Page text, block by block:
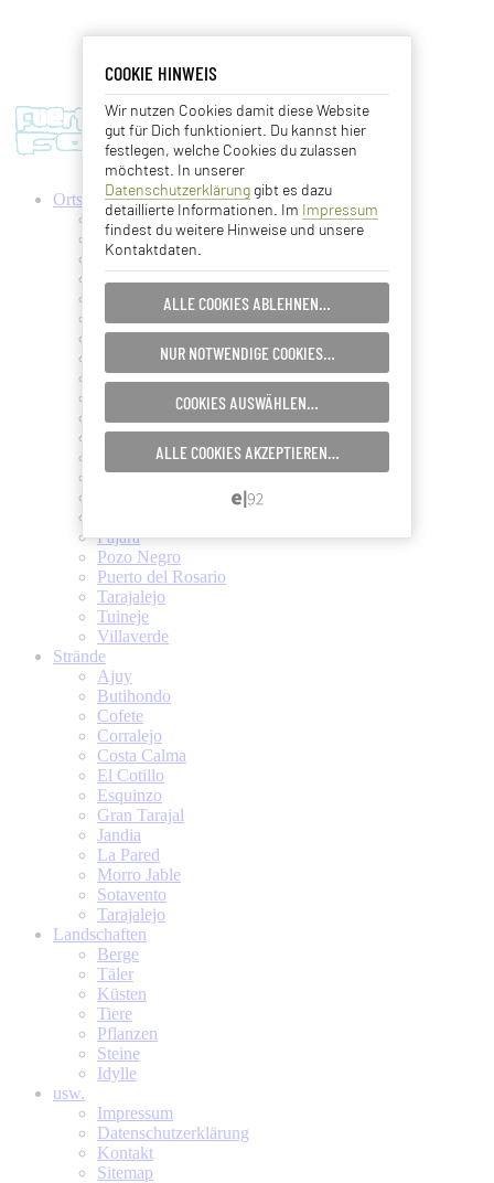
COOKIE HINWEIS
Wir nutzen Cookies damit diese Website
gut für Dich funktioniert. Du kannst hier
festlegen, welche Cookies du zulassen
möchtest. In unserer
Datenschutzerklärung gibt es dazu
detaillierte Informationen. Im Impressum
findest du weitere Hinweise und unsere
Kontaktdaten.
ALLE COOKIES ABLEHNEN…
NUR NOTWENDIGE COOKIES…
COOKIES AUSWÄHLEN…
ALLE COOKIES AKZEPTIEREN…
Essentielle Cookies
Advertising Cookies
EINSTELLUNGEN SPEICHERN…
ABBRECHEN…
Ortschaften
Antigua
Ajuy
Betancuria
Caleta de Fuste
Corralejo
Costa Calma
El Cotillo
Gran Tarajal
La Lajita
La Oliva
La Pared
Lajares
Pajara
Pozo Negro
Puerto del Rosario
Tarajalejo
Tuineje
Villaverde
Strände
Ajuy
Butihondo
Cofete
Corralejo
Costa Calma
El Cotillo
Esquinzo
Gran Tarajal
Jandia
La Pared
Morro Jable
Sotavento
Tarajalejo
Landschaften
Berge
Täler
Küsten
Tiere
Pflanzen
Steine
Idylle
usw.
Impressum
Datenschutzerklärung
Kontakt
Sitemap